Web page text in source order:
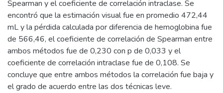
Spearman y el coeficiente de correlación intraclase. Se
encontró que la estimación visual fue en promedio 472,44
mL y la pérdida calculada por diferencia de hemoglobina fue
de 566,46, el coeficiente de correlación de Spearman entre
ambos métodos fue de 0,230 con p de 0,033 y el
coeficiente de correlación intraclase fue de 0,108. Se
concluye que entre ambos métodos la correlación fue baja y
el grado de acuerdo entre las dos técnicas leve.